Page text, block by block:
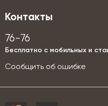
Контакты
76-76
Бесплатно с мобильных и
Сообщить об ошибке